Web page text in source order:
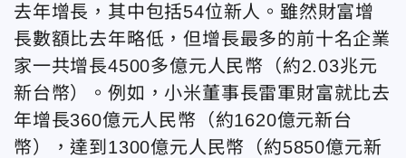
去年增長，其中包括54位新人。雖然財富增
長數額比去年略低，但增長最多的前十名企業
家一共增長4500多億元人民幣（約2.03兆元
新台幣）。例如，小米董事長雷軍財富就比去
年增長360億元人民幣（約1620億元新台
幣），達到1300億元人民幣（約5850億元新